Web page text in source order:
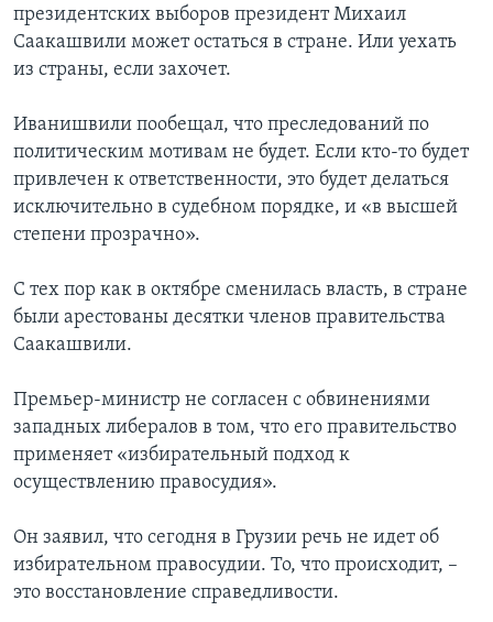
президентских выборов президент Михаил
Саакашвили может остаться в стране. Или уехать
из страны, если захочет.
Иванишвили пообещал, что преследований по
политическим мотивам не будет. Если кто-то будет
привлечен к ответственности, это будет делаться
исключительно в судебном порядке, и «в высшей
степени прозрачно».
С тех пор как в октябре сменилась власть, в стране
были арестованы десятки членов правительства
Саакашвили.
Премьер-министр не согласен с обвинениями
западных либералов в том, что его правительство
применяет «избирательный подход к
осуществлению правосудия».
Он заявил, что сегодня в Грузии речь не идет об
избирательном правосудии. То, что происходит, –
это восстановление справедливости.